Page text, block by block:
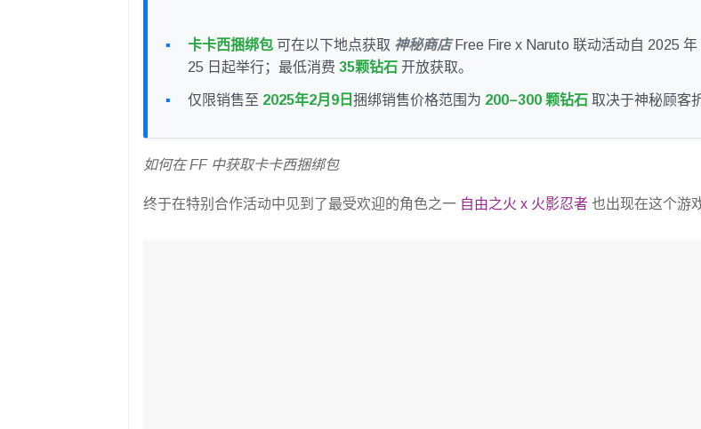
卡卡西捆绑包 可在以下地点获取 神秘商店Free Fire x Naruto 联动活动自 2025 年
25 日起举行；最低消费 35颗钻石 开放获取。
仅限销售至 2025年2月9日 捆绑销售价格范围为 200–300 颗钻石 取决于神秘顾客
如何在 FF 中获取卡卡西捆绑包
终于在特别合作活动中见到了最受欢迎的角色之一 自由之火 x 火影忍者 也出现在这个游